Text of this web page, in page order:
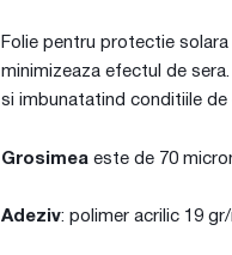
Folie pentru protectie
minimizeaza efectul de
si imbunatatind conditiile
Grosimea este de 70
Adeziv: polimer acrilic 19 gr/